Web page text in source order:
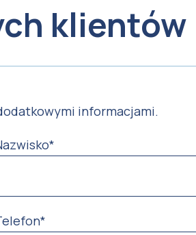
informacjami.
*
*